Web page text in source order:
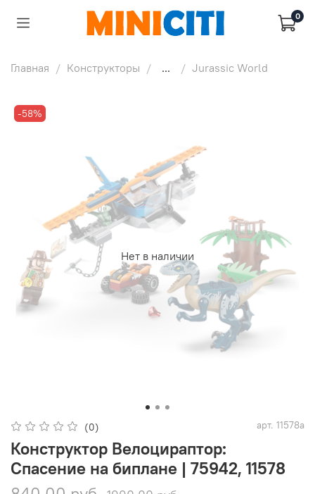
0
Главная Конструкторы ... Jurassic World
Нет в наличии
-58%
(0) арт. 11578a
Конструктор Велоцираптор:
Спасение на биплане | 75942, 11578